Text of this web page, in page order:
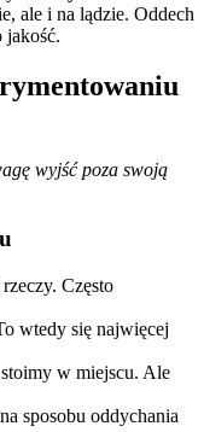
ale i na lądzie. Oddech
jakość.
wyjść poza swoją
Często
wtedy się najwięcej
w miejscu. Ale
sposobu oddychania